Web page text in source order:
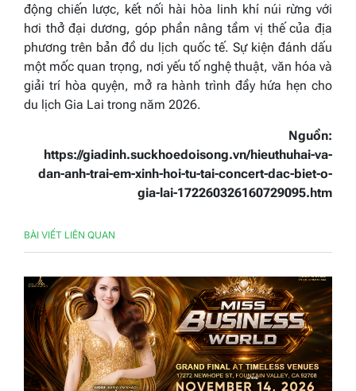
động chiến lược, kết nối hài hòa linh khí núi rừng với
hơi thở đại dương, góp phần nâng tầm vị thế của địa
phương trên bản đồ du lịch quốc tế. Sự kiện đánh dấu
một mốc quan trọng, nơi yếu tố nghệ thuật, văn hóa và
giải trí hòa quyện, mở ra hành trình đầy hứa hẹn cho
du lịch Gia Lai trong năm 2026.
Nguồn:
https://giadinh.suckhoedoisong.vn/hieuthuhai-va-
dan-anh-trai-em-xinh-hoi-tu-tai-concert-dac-biet-o-
gia-lai-172260326160729095.htm
BÀI VIẾT LIÊN QUAN